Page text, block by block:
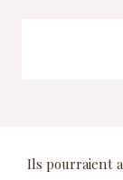
Ils pourraient